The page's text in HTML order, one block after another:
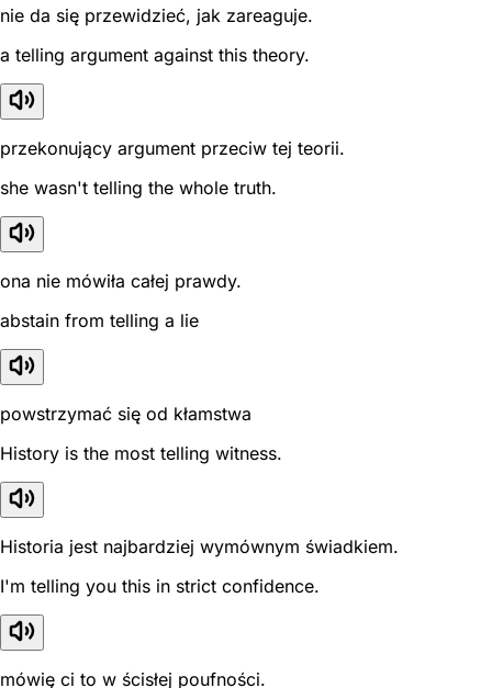
nie da się przewidzieć, jak zareaguje.
a telling argument against this theory.
przekonujący argument przeciw tej teorii.
she wasn't telling the whole truth.
ona nie mówiła całej prawdy.
abstain from telling a lie
powstrzymać się od kłamstwa
History is the most telling witness.
Historia jest najbardziej wymównym świadkiem.
I'm telling you this in strict confidence.
mówię ci to w ścisłej poufności.